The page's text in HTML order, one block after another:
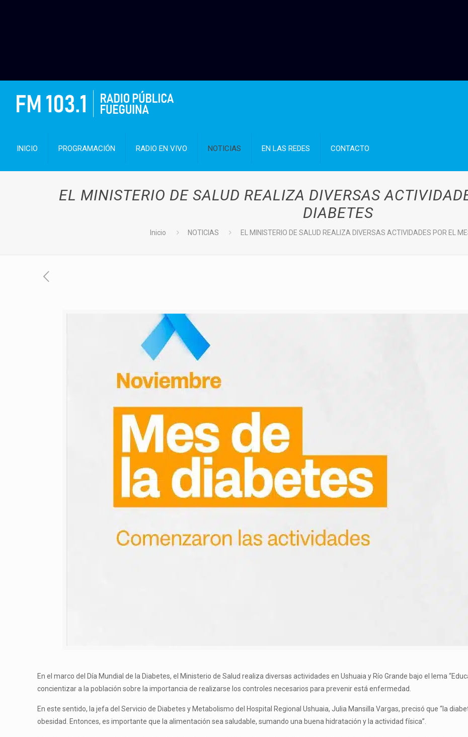
INICIO PROGRAMACIÓN RADIO EN VIVO NOTICIAS EN LAS REDES CONTACTO
EL MINISTERIO DE SALUD REALIZA DIVERSAS
DIABETES
Inicio NOTICIAS EL MINISTERIO DE SALUD REALIZA DIVERSAS ACTIVIDADES POR EL
En el marco del Día Mundial de la Diabetes, el Ministerio de Salud realiza diversas actividades en Ushuaia y Río Grande bajo el lema
concientizar a la población sobre la importancia de realizarse los controles necesarios para prevenir está enfermedad.
En este sentido, la jefa del Servicio de Diabetes y Metabolismo del Hospital Regional Ushuaia, Julia Mansilla Vargas, precisó que “la
obesidad. Entonces, es importante que la alimentación sea saludable, sumando una buena hidratación y la actividad física”.